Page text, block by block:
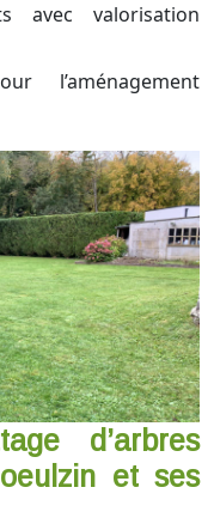
avec valorisation
l’aménagement
d’arbres
et ses